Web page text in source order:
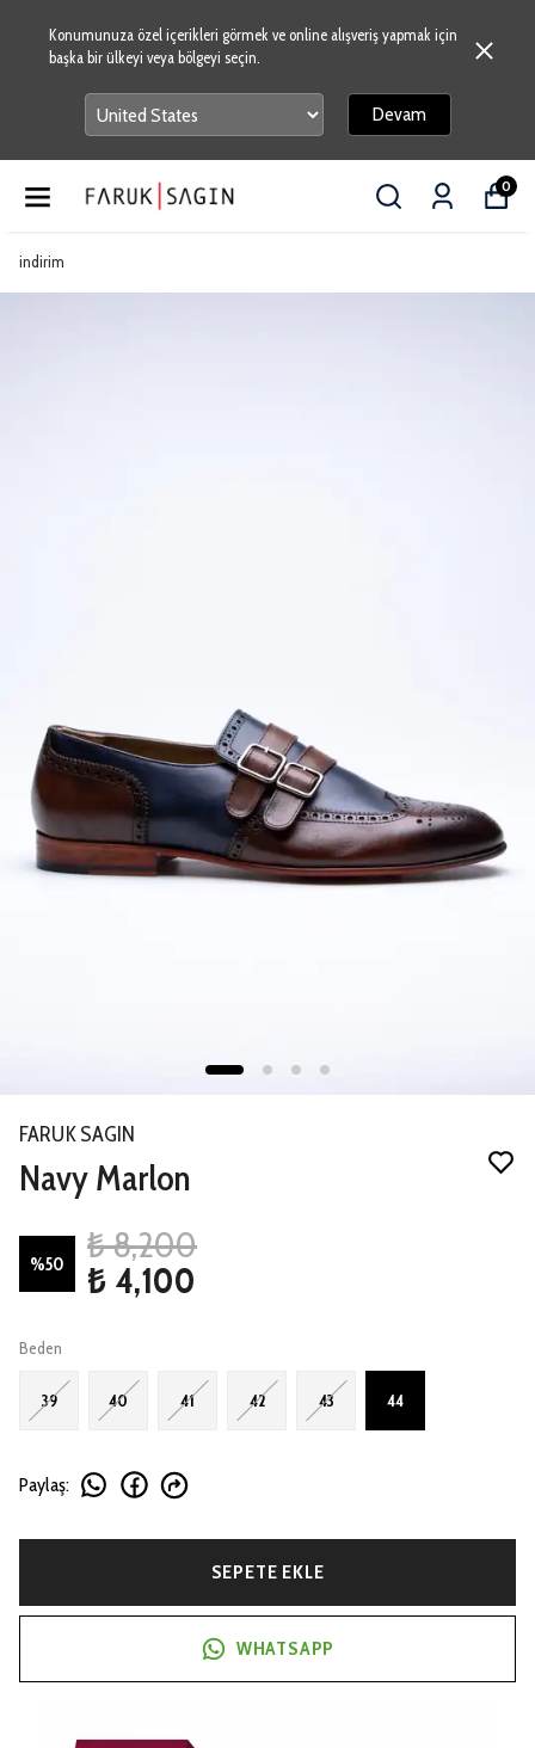
Konumunuza özel içerikleri görmek ve online alışveriş yapmak için
başka bir ülkeyi veya bölgeyi seçin.
Devam
0
indirim
FARUK SAGIN
Navy Marlon
%50
₺ 8,200
₺ 4,100
Beden
39 40 41 42 43 44
Paylaş:
SEPETE EKLE
WHATSAPP